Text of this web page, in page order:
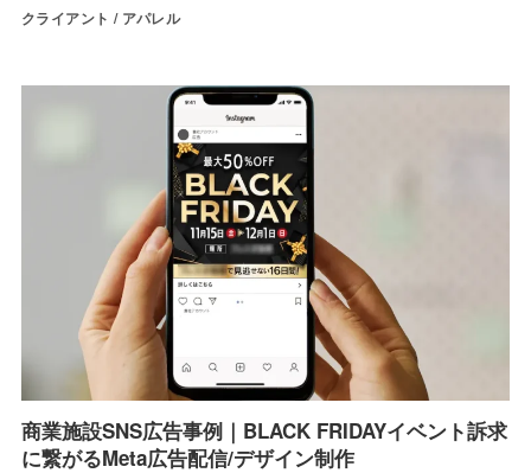
クライアント / アパレル
商業施設SNS広告事例｜BLACK FRIDAYイベント訴求
に繋がるMeta広告配信/デザイン制作